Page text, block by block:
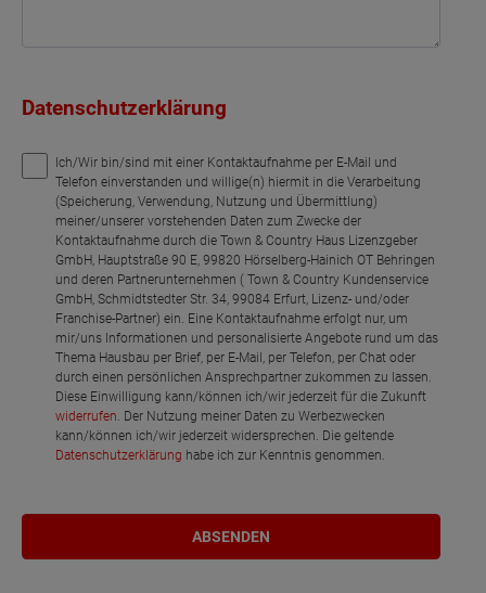
Datenschutzerklärung
Ich/Wir bin/sind mit einer Kontaktaufnahme per E-Mail und
Telefon einverstanden und willige(n) hiermit in die Verarbeitung
(Speicherung, Verwendung, Nutzung und Übermittlung)
meiner/unserer vorstehenden Daten zum Zwecke der
Kontaktaufnahme durch die Town & Country Haus Lizenzgeber
GmbH, Hauptstraße 90 E, 99820 Hörselberg-Hainich OT Behringen
und deren Partnerunternehmen ( Town & Country Kundenservice
GmbH, Schmidtstedter Str. 34, 99084 Erfurt, Lizenz- und/oder
Franchise-Partner) ein. Eine Kontaktaufnahme erfolgt nur, um
mir/uns Informationen und personalisierte Angebote rund um das
Thema Hausbau per Brief, per E-Mail, per Telefon, per Chat oder
durch einen persönlichen Ansprechpartner zukommen zu lassen.
Diese Einwilligung kann/können ich/wir jederzeit für die Zukunft
widerrufen. Der Nutzung meiner Daten zu Werbezwecken
kann/können ich/wir jederzeit widersprechen. Die geltende
Datenschutzerklärung habe ich zur Kenntnis genommen.